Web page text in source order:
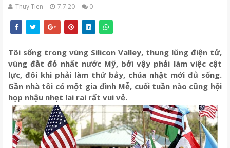
Thuy Tien 7.7.20 0
Tôi sống trong vùng Silicon Valley, thung lũng điện tử,
vùng đắt đỏ nhất nước Mỹ, bởi vậy phải làm việc cật
lực, đôi khi phải làm thứ bảy, chúa nhật mới đủ sống.
Gần nhà tôi có một gia đình Mễ, cuối tuần nào cũng hội
họp nhậu nhẹt lai rai rất vui vẻ.